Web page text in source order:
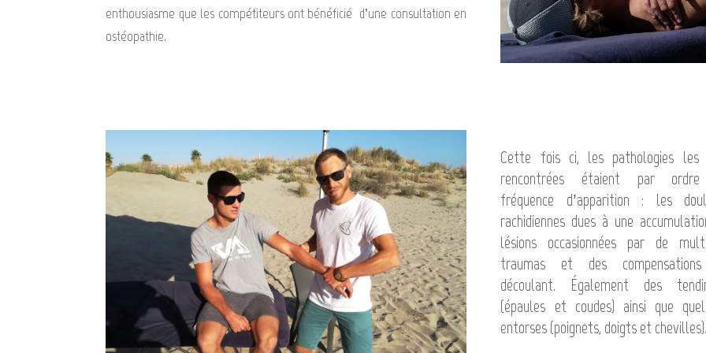
enthousiasme que les compétiteurs ont bénéficié d’une consultation en
ostéopathie.
Cette fois ci, les pathologies les
rencontrées étaient par
fréquence d’apparition : les
rachidiennes dues à une
lésions occasionnées par de
traumas et des
découlant. Également des
(épaules et coudes) ainsi que
entorses (poignets, doigts et